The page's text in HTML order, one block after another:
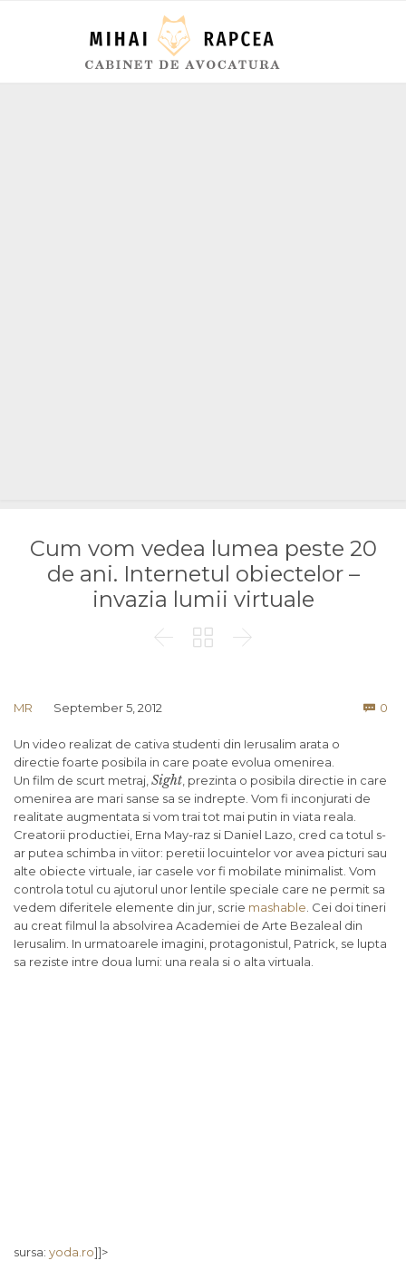
Cum vom vedea lumea peste 20
de ani. Internetul obiectelor –
invazia lumii virtuale
  
MR September 5, 2012  0
Un video realizat de cativa studenti din Ierusalim arata o
directie foarte posibila in care poate evolua omenirea.
Un film de scurt metraj, Sight , prezinta o posibila directie in care
omenirea are mari sanse sa se indrepte. Vom fi inconjurati de
realitate augmentata si vom trai tot mai putin in viata reala.
Creatorii productiei, Erna May-raz si Daniel Lazo, cred ca totul s-
ar putea schimba in viitor: peretii locuintelor vor avea picturi sau
alte obiecte virtuale, iar casele vor fi mobilate minimalist. Vom
controla totul cu ajutorul unor lentile speciale care ne permit sa
vedem diferitele elemente din jur, scrie mashable . Cei doi tineri
au creat filmul la absolvirea Academiei de Arte Bezaleal din
Ierusalim. In urmatoarele imagini, protagonistul, Patrick, se lupta
sa reziste intre doua lumi: una reala si o alta virtuala.
sursa: yoda.ro]]>